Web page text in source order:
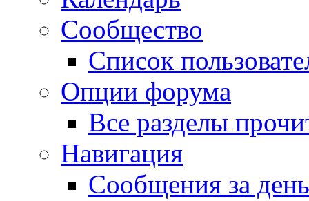
Сообщество
Список
Опции форума
Все разделы
Навигация
Сообщения за день